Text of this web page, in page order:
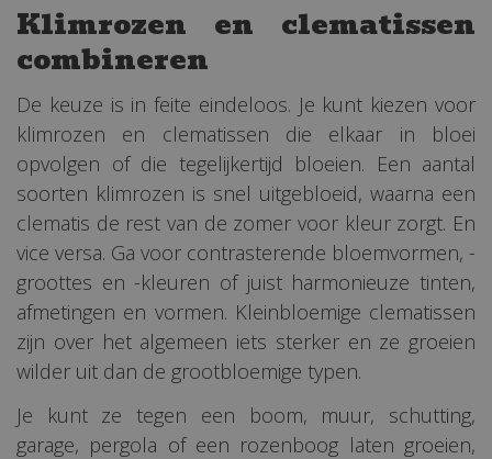
Klimrozen en clematissen
combineren
De keuze is in feite eindeloos. Je kunt kiezen voor
klimrozen en clematissen die elkaar in bloei
opvolgen of die tegelijkertijd bloeien. Een aantal
soorten klimrozen is snel uitgebloeid, waarna een
clematis de rest van de zomer voor kleur zorgt. En
vice versa. Ga voor contrasterende bloemvormen, -
groottes en -kleuren of juist harmonieuze tinten,
afmetingen en vormen. Kleinbloemige clematissen
zijn over het algemeen iets sterker en ze groeien
wilder uit dan de grootbloemige typen.
Je kunt ze tegen een boom, muur, schutting,
garage, pergola of een rozenboog laten groeien,